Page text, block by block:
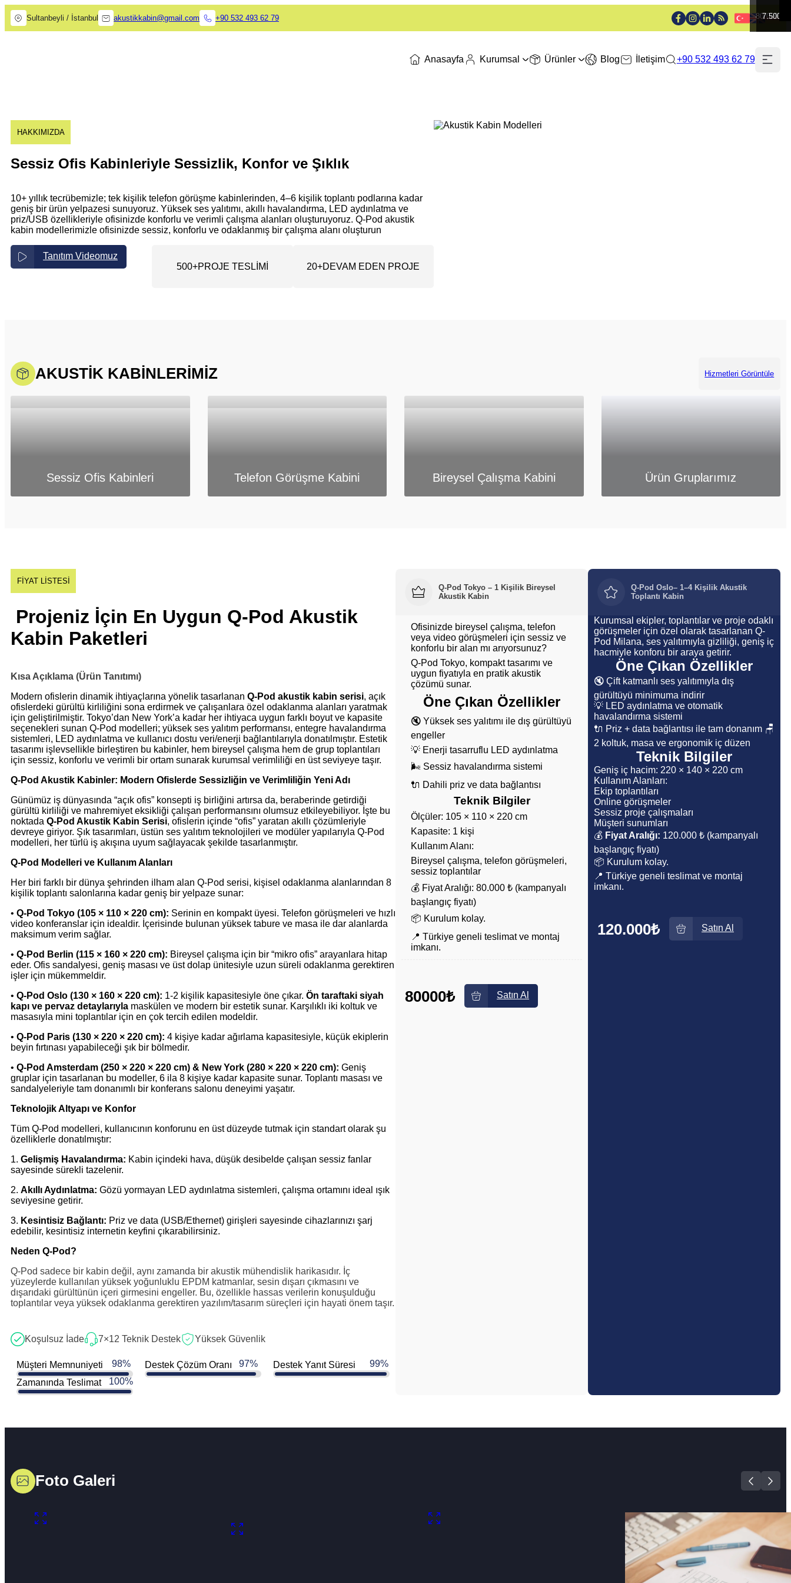
Sultanbeyli / İstanbul akustikkabin@gmail.com +90 532 493 62 79
Anasayfa Kurumsal Ürünler Blog İletişim +90 532 493 62 79
HAKKIMIZDA
Sessiz Ofis Kabinleriyle Sessizlik, Konfor ve Şıklık
10+ yıllık tecrübemizle; tek kişilik telefon görüşme kabinlerinden, 4–6 kişilik toplantı podlarına kadar
geniş bir ürün yelpazesi sunuyoruz. Yüksek ses yalıtımı, akıllı havalandırma, LED aydınlatma ve
priz/USB özellikleriyle ofisinizde konforlu ve verimli çalışma alanları oluşturuyoruz. Q-Pod akustik
kabin modellerimizle ofisinizde sessiz, konforlu ve odaklanmış bir çalışma alanı oluşturun
Tanıtım Videomuz
500+PROJE TESLİMİ 20+DEVAM EDEN PROJE
AKUSTİK KABİNLERİMİZ Hizmetleri Görüntüle
Sessiz Ofis Kabinleri Telefon Görüşme Kabini Bireysel Çalışma Kabini Ürün Gruplarımız
FİYAT LİSTESİ
Projeniz İçin En Uygun Q-Pod Akustik
Kabin Paketleri
Kısa Açıklama (Ürün Tanıtımı)
Modern ofislerin dinamik ihtiyaçlarına yönelik tasarlanan Q-Pod akustik kabin serisi, açık
ofislerdeki gürültü kirliliğini sona erdirmek ve çalışanlara özel odaklanma alanları yaratmak
için geliştirilmiştir. Tokyo’dan New York’a kadar her ihtiyaca uygun farklı boyut ve kapasite
seçenekleri sunan Q-Pod modelleri; yüksek ses yalıtım performansı, entegre havalandırma
sistemleri, LED aydınlatma ve kullanıcı dostu veri/enerji bağlantılarıyla donatılmıştır. Estetik
tasarımı işlevsellikle birleştiren bu kabinler, hem bireysel çalışma hem de grup toplantıları
için sessiz, konforlu ve verimli bir ortam sunarak kurumsal verimliliği en üst seviyeye taşır.
Q-Pod Akustik Kabinler: Modern Ofislerde Sessizliğin ve Verimliliğin Yeni Adı
Günümüz iş dünyasında “açık ofis” konsepti iş birliğini artırsa da, beraberinde getirdiği
gürültü kirliliği ve mahremiyet eksikliği çalışan performansını olumsuz etkileyebiliyor. İşte bu
noktada Q-Pod Akustik Kabin Serisi, ofislerin içinde “ofis” yaratan akıllı çözümleriyle
devreye giriyor. Şık tasarımları, üstün ses yalıtım teknolojileri ve modüler yapılarıyla Q-Pod
modelleri, her türlü iş akışına uyum sağlayacak şekilde tasarlanmıştır.
Q-Pod Modelleri ve Kullanım Alanları
Her biri farklı bir dünya şehrinden ilham alan Q-Pod serisi, kişisel odaklanma alanlarından 8
kişilik toplantı salonlarına kadar geniş bir yelpaze sunar:
• Q-Pod Tokyo (105 × 110 × 220 cm): Serinin en kompakt üyesi. Telefon görüşmeleri ve hızlı
video konferanslar için idealdir. İçerisinde bulunan yüksek tabure ve masa ile dar alanlarda
maksimum verim sağlar.
• Q-Pod Berlin (115 × 160 × 220 cm): Bireysel çalışma için bir “mikro ofis” arayanlara hitap
eder. Ofis sandalyesi, geniş masası ve üst dolap ünitesiyle uzun süreli odaklanma gerektiren
işler için mükemmeldir.
• Q-Pod Oslo (130 × 160 × 220 cm): 1-2 kişilik kapasitesiyle öne çıkar. Ön taraftaki siyah
kapı ve pervaz detaylarıyla maskülen ve modern bir estetik sunar. Karşılıklı iki koltuk ve
masasıyla mini toplantılar için en çok tercih edilen modeldir.
• Q-Pod Paris (130 × 220 × 220 cm): 4 kişiye kadar ağırlama kapasitesiyle, küçük ekiplerin
beyin fırtınası yapabileceği şık bir bölmedir.
• Q-Pod Amsterdam (250 × 220 × 220 cm) & New York (280 × 220 × 220 cm): Geniş
gruplar için tasarlanan bu modeller, 6 ila 8 kişiye kadar kapasite sunar. Toplantı masası ve
sandalyeleriyle tam donanımlı bir konferans salonu deneyimi yaşatır.
Teknolojik Altyapı ve Konfor
Tüm Q-Pod modelleri, kullanıcının konforunu en üst düzeyde tutmak için standart olarak şu
özelliklerle donatılmıştır:
1. Gelişmiş Havalandırma: Kabin içindeki hava, düşük desibelde çalışan sessiz fanlar
sayesinde sürekli tazelenir.
2. Akıllı Aydınlatma: Gözü yormayan LED aydınlatma sistemleri, çalışma ortamını ideal ışık
seviyesine getirir.
3. Kesintisiz Bağlantı: Priz ve data (USB/Ethernet) girişleri sayesinde cihazlarınızı şarj
edebilir, kesintisiz internetin keyfini çıkarabilirsiniz.
Neden Q-Pod?
Q-Pod sadece bir kabin değil, aynı zamanda bir akustik mühendislik harikasıdır. İç
yüzeylerde kullanılan yüksek yoğunluklu EPDM katmanlar, sesin dışarı çıkmasını ve
dışarıdaki gürültünün içeri girmesini engeller. Bu, özellikle hassas verilerin konuşulduğu
toplantılar veya yüksek odaklanma gerektiren yazılım/tasarım süreçleri için hayati önem taşır.
Koşulsuz İade 7×12 Teknik Destek Yüksek Güvenlik
Müşteri Memnuniyeti 98% Destek Çözüm Oranı 97% Destek Yanıt Süresi 99%
Zamanında Teslimat
100%
Q-Pod Tokyo –1 Kişilik Bireysel
Akustik Kabin
Ofisinizde bireysel çalışma, telefon
veya video görüşmeleri için sessiz ve
konforlu bir alan mı arıyorsunuz?
Q-Pod Tokyo, kompakt tasarımı ve
uygun fiyatıyla en pratik akustik
çözümü sunar.
Öne Çıkan Özellikler
🔇 Yüksek ses yalıtımı ile dış gürültüyü
engeller
💡 Enerji tasarruflu LED aydınlatma
🌬️ Sessiz havalandırma sistemi
🔌 Dahili priz ve data bağlantısı
Teknik Bilgiler
Ölçüler: 105 × 110 × 220 cm
Kapasite: 1 kişi
Kullanım Alanı:
Bireysel çalışma, telefon görüşmeleri,
sessiz toplantılar
💰 Fiyat Aralığı: 80.000 ₺ (kampanyalı
başlangıç fiyatı)
📦 Kurulum kolay.
📍 Türkiye geneli teslimat ve montaj
imkanı.
80000₺ Satın Al
Q-Pod Oslo– 1–4 Kişilik Akustik
Toplantı Kabin
Kurumsal ekipler, toplantılar ve proje odaklı
görüşmeler için özel olarak tasarlanan Q-
Pod Milana, ses yalıtımıyla gizliliği, geniş iç
hacmiyle konforu bir araya getirir.
Öne Çıkan Özellikler
🔇 Çift katmanlı ses yalıtımıyla dış
gürültüyü minimuma indirir
💡 LED aydınlatma ve otomatik
havalandırma sistemi
🔌 Priz + data bağlantısı ile tam donanım 🪑
2 koltuk, masa ve ergonomik iç düzen
Teknik Bilgiler
Geniş iç hacim: 220 × 140 × 220 cm
Kullanım Alanları:
Ekip toplantıları
Online görüşmeler
Sessiz proje çalışmaları
Müşteri sunumları
💰 Fiyat Aralığı: 120.000 ₺ (kampanyalı
başlangıç fiyatı)
📦 Kurulum kolay.
📍 Türkiye geneli teslimat ve montaj
imkanı.
120.000₺ Satın Al
Foto Galeri
80.000 ₺
7.500₺